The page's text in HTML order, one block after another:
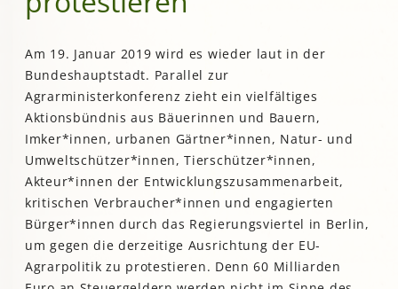
Am 19. Januar 2019 wird es wieder laut in der
Bundeshauptstadt. Parallel zur
Agrarministerkonferenz zieht ein vielfältiges
Aktionsbündnis aus Bäuerinnen und Bauern,
Imker*innen, urbanen Gärtner*innen, Natur- und
Umweltschützer*innen, Tierschützer*innen,
Akteur*innen der Entwicklungszusammenarbeit,
kritischen Verbraucher*innen und engagierten
Bürger*innen durch das Regierungsviertel in Berlin,
um gegen die derzeitige Ausrichtung der EU-
Agrarpolitik zu protestieren. Denn 60 Milliarden